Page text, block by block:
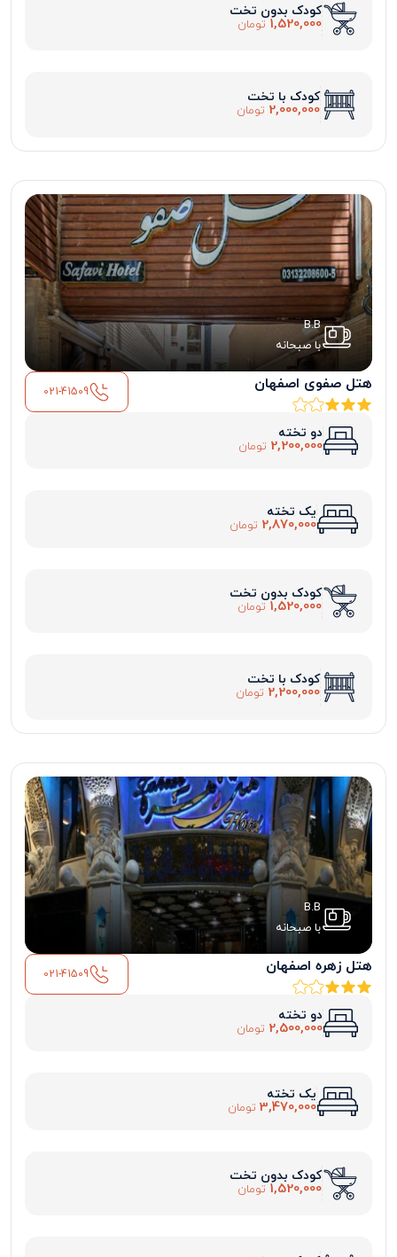
کودک بدون تخت
1,520,000 تومان
کودک با تخت
2,000,000 تومان
B.B
با صبحانه
هتل صفوی اصفهان 021-41509
دو تخته
2,200,000 تومان
یک تخته
2,870,000 تومان
کودک بدون تخت
1,520,000 تومان
کودک با تخت
2,200,000 تومان
B.B
با صبحانه
هتل زهره اصفهان 021-41509
دو تخته
2,500,000 تومان
یک تخته
3,470,000 تومان
کودک بدون تخت
1,520,000 تومان